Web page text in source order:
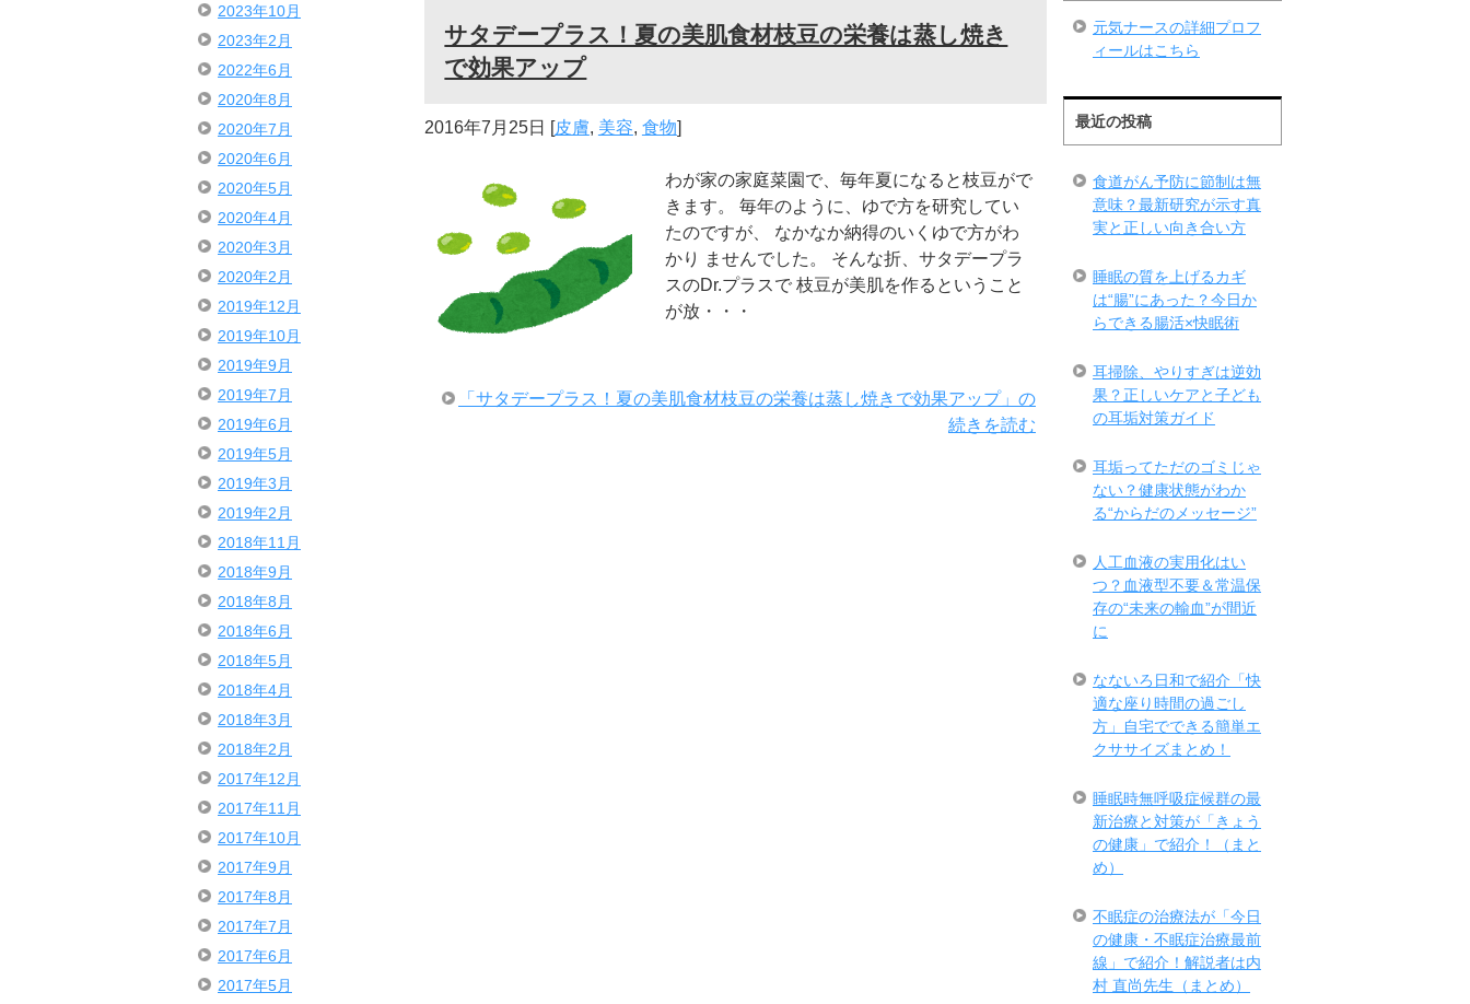
サタデープラス！夏の美肌食材枝豆の栄養は蒸し焼き
で効果アップ
2016年7月25日 [皮膚, 美容, 食物]
わが家の家庭菜園で、毎年夏になると枝豆がで
きます。 毎年のように、ゆで方を研究してい
たのですが、 なかなか納得のいくゆで方がわ
かり ませんでした。 そんな折、サタデープラ
スのDr.プラスで 枝豆が美肌を作るということ
が放・・・
「サタデープラス！夏の美肌食材枝豆の栄養は蒸し焼きで効果アップ」の
続きを読む
2023年10月
2023年2月
2022年6月
2020年8月
2020年7月
2020年6月
2020年5月
2020年4月
2020年3月
2020年2月
2019年12月
2019年10月
2019年9月
2019年7月
2019年6月
2019年5月
2019年3月
2019年2月
2018年11月
2018年9月
2018年8月
2018年6月
2018年5月
2018年4月
2018年3月
2018年2月
2017年12月
2017年11月
2017年10月
2017年9月
2017年8月
2017年7月
2017年6月
2017年5月
元気ナースの詳細プロフ
ィールはこちら
最近の投稿
食道がん予防に節制は無
意味？最新研究が示す真
実と正しい向き合い方
睡眠の質を上げるカギ
は“腸”にあった？今日か
らできる腸活×快眠術
耳掃除、やりすぎは逆効
果？正しいケアと子ども
の耳垢対策ガイド
耳垢ってただのゴミじゃ
ない？健康状態がわか
る“からだのメッセージ”
人工血液の実用化はい
つ？血液型不要＆常温保
存の“未来の輸血”が間近
に
なないろ日和で紹介「快
適な座り時間の過ごし
方」自宅でできる簡単エ
クササイズまとめ！
睡眠時無呼吸症候群の最
新治療と対策が「きょう
の健康」で紹介！（まと
め）
不眠症の治療法が「今日
の健康・不眠症治療最前
線」で紹介！解説者は内
村 直尚先生（まとめ）